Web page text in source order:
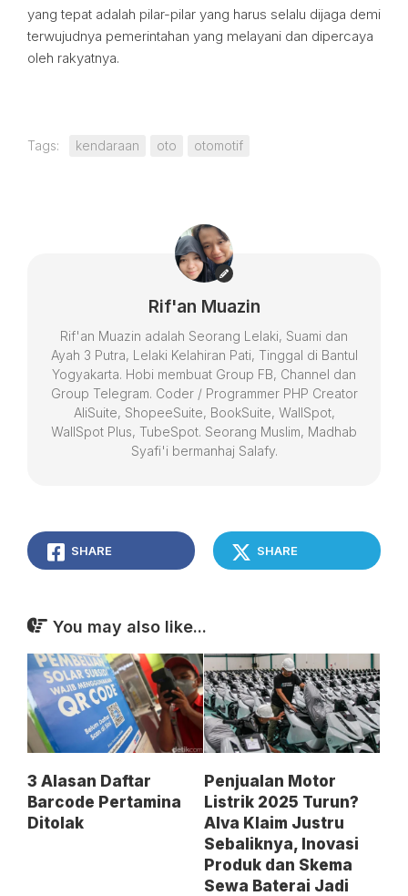
yang tepat adalah pilar-pilar yang harus selalu dijaga demi
terwujudnya pemerintahan yang melayani dan dipercaya
oleh rakyatnya.
Tags: kendaraan oto otomotif
Rif'an Muazin
Rif'an Muazin adalah Seorang Lelaki, Suami dan
Ayah 3 Putra, Lelaki Kelahiran Pati, Tinggal di Bantul
Yogyakarta. Hobi membuat Group FB, Channel dan
Group Telegram. Coder / Programmer PHP Creator
AliSuite, ShopeeSuite, BookSuite, WallSpot,
WallSpot Plus, TubeSpot. Seorang Muslim, Madhab
Syafi'i bermanhaj Salafy.
SHARE SHARE
You may also like...
3 Alasan Daftar
Barcode Pertamina
Ditolak
Penjualan Motor
Listrik 2025 Turun?
Alva Klaim Justru
Sebaliknya, Inovasi
Produk dan Skema
Sewa Baterai Jadi